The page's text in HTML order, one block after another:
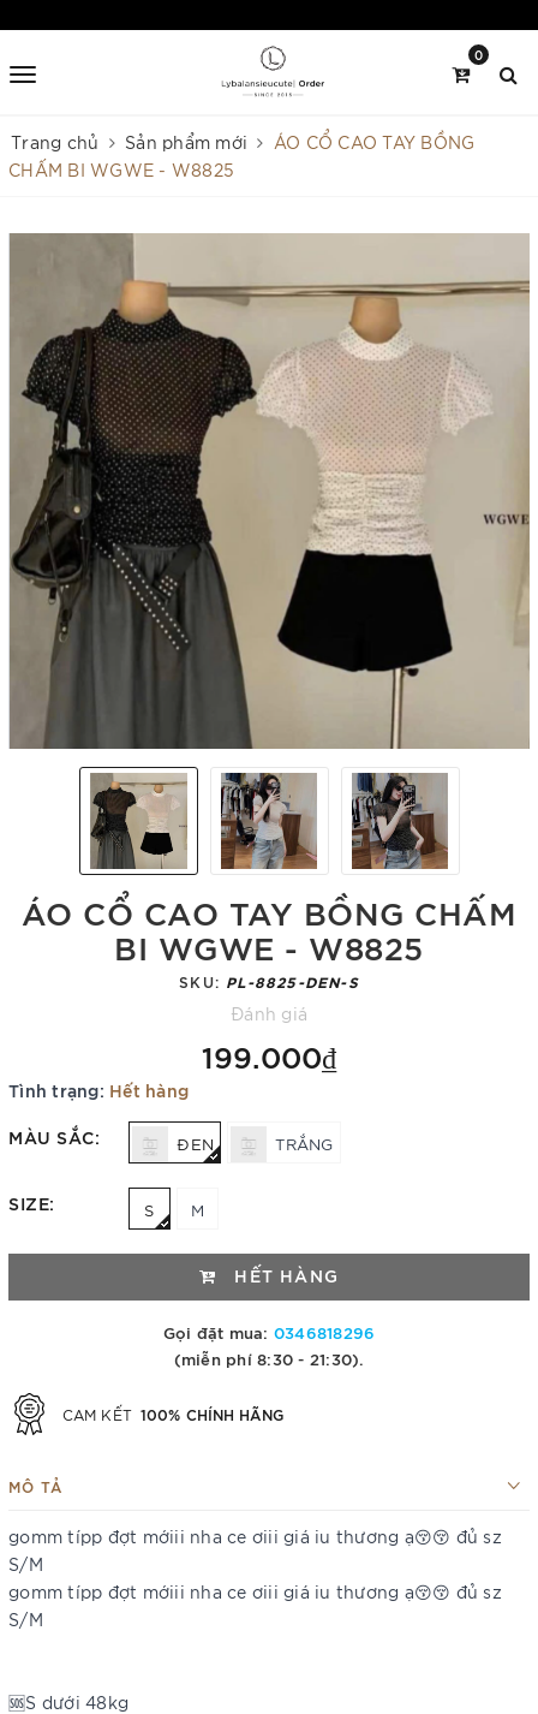
0
Trang chủ Sản phẩm mới
ÁO CỔ CAO TAY BỒNG
CHẤM BI WGWE - W8825
ÁO CỔ CAO TAY BỒNG CHẤM
BI WGWE - W8825
SKU: PL-8825-DEN-S
Đánh giá
199.000₫
Tình trạng: Hết hàng
MÀU SẮC: ĐEN TRẮNG
SIZE: S M
HẾT HÀNG
Gọi đặt mua: 0346818296
(miễn phí 8:30 - 21:30).
CAM KẾT 100% CHÍNH HÃNG
MÔ TẢ
gomm típp đợt mớiii nha ce ơiii giá iu thương ạ😚😚 đủ sz
S/M
gomm típp đợt mớiii nha ce ơiii giá iu thương ạ😚😚 đủ sz
S/M
🆘S dưới 48kg